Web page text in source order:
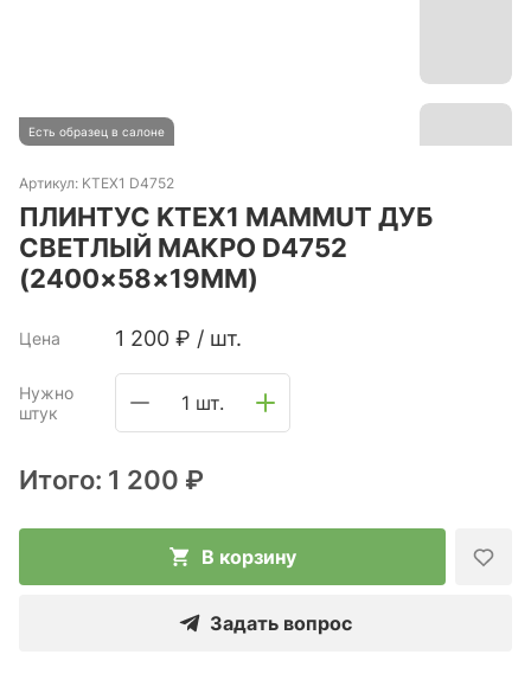
Есть образец в салоне
Артикул: KTEX1 D4752
ПЛИНТУС KTEX1 MAMMUT ДУБ
СВЕТЛЫЙ МАКРО D4752
(2400×58×19ММ)
Цена 1 200 ₽ / шт.
Нужно
штук
1 шт.
Итого: 1 200 ₽
В корзину
Задать вопрос